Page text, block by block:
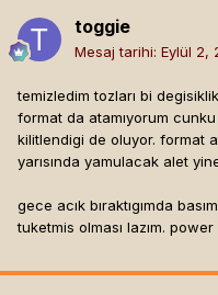
toggie
Mesaj tarihi: Eylül 2,
temizledim tozları bi
format da atamıyorum
kilitlendigi de oluyor. format
yarısında yamulacak alet
gece acık bıraktıgımda
tuketmis olması lazım.